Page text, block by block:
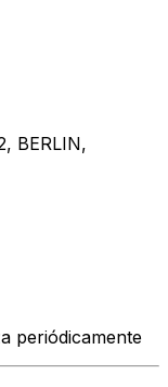
BERLIN,
periódicamente